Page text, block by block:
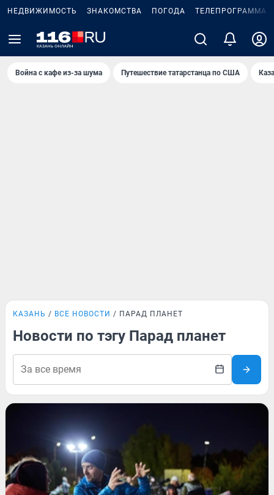
НЕДВИЖИМОСТЬ ЗНАКОМСТВА ПОГОДА ТЕЛЕПРОГРАММА
Война с кафе из-за шума Путешествие татарстанца по США
КАЗАНЬ ВСЕ НОВОСТИ ПАРАД ПЛАНЕТ
Новости по тэгу Парад планет